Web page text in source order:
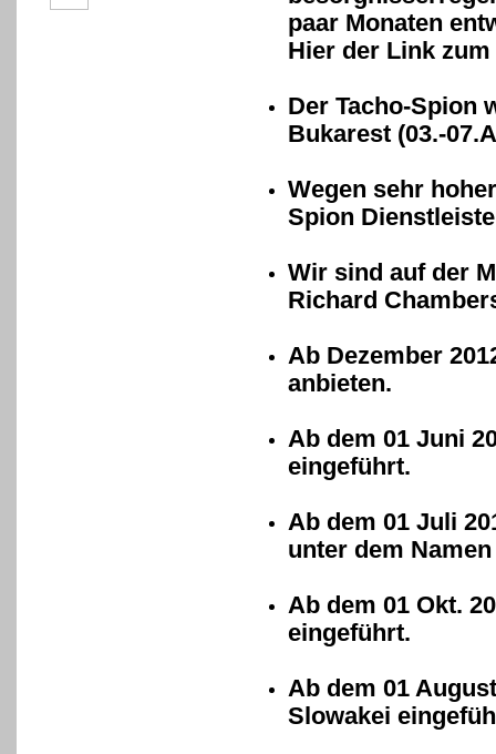
paar Monaten
Hier der Link
Der Tacho-Spion
Bukarest (03.-
Wegen sehr
Spion
Wir sind auf der
Richard
Ab Dezember
anbieten.
Ab dem 01 Juni
eingeführt.
Ab dem 01 Juli
unter dem
Ab dem 01 Okt.
eingeführt.
Ab dem 01
Slowakei